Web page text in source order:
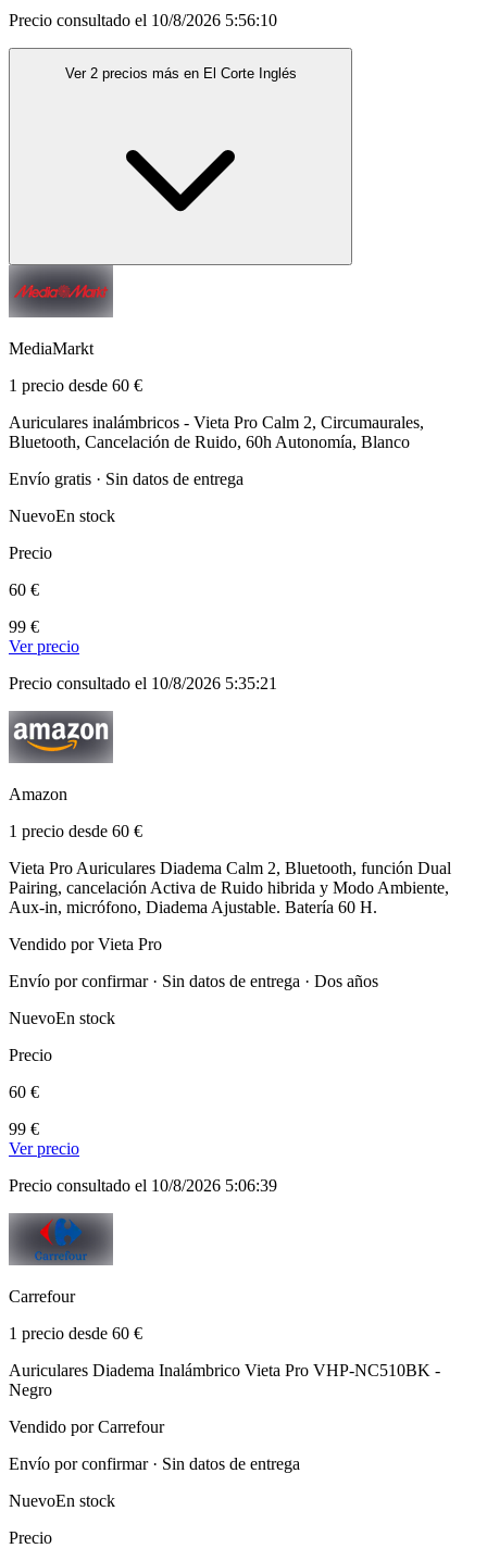
Precio consultado el 10/8/2026 5:56:10
Ver 2 precios más en El Corte Inglés
MediaMarkt
1 precio desde 60 €
Auriculares inalámbricos - Vieta Pro Calm 2, Circumaurales,
Bluetooth, Cancelación de Ruido, 60h Autonomía, Blanco
Envío gratis · Sin datos de entrega
NuevoEn stock
Precio
60 €
99 €
Ver precio
Precio consultado el 10/8/2026 5:35:21
Amazon
1 precio desde 60 €
Vieta Pro Auriculares Diadema Calm 2, Bluetooth, función Dual
Pairing, cancelación Activa de Ruido hibrida y Modo Ambiente,
Aux-in, micrófono, Diadema Ajustable. Batería 60 H.
Vendido por Vieta Pro
Envío por confirmar · Sin datos de entrega · Dos años
NuevoEn stock
Precio
60 €
99 €
Ver precio
Precio consultado el 10/8/2026 5:06:39
Carrefour
1 precio desde 60 €
Auriculares Diadema Inalámbrico Vieta Pro VHP-NC510BK -
Negro
Vendido por Carrefour
Envío por confirmar · Sin datos de entrega
NuevoEn stock
Precio